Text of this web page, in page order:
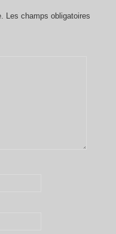
Les champs obligatoires